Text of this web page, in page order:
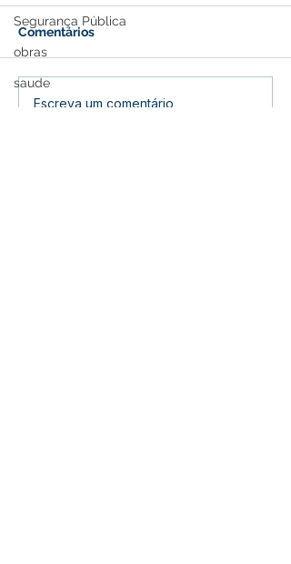
Segurança Pública
obras
saude
Equipe da UBS
Comentários
Escreva um comentário